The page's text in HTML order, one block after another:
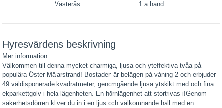
Västerås
1:a hand
Hyresvärdens beskrivning
Mer information
Välkommen till denna mycket charmiga, ljusa och yteffektiva tvåa på
populära Öster Mälarstrand! Bostaden är belägen på våning 2 och erbjuder
49 väldisponerade kvadratmeter, genomgående ljusa ytskikt med och fina
ekparkettgolv i hela lägenheten. En hörnlägenhet att stortrivas i!Genom
säkerhetsdörren kliver du in i en ljus och välkomnande hall med en